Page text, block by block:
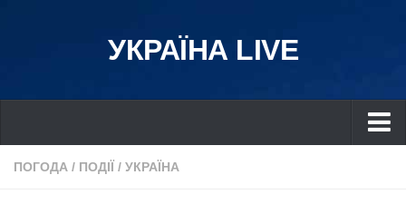
УКРАЇНА LIVE
Україна
ПОГОДА / ПОДІЇ / УКРАЇНА